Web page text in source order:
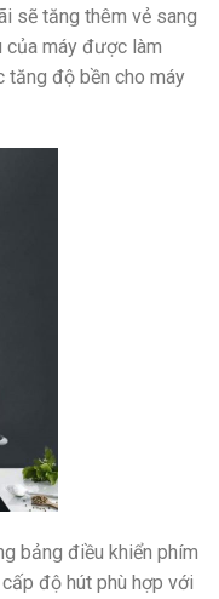
sẽ tăng thêm vẻ sang
của máy được làm
tăng độ bền cho máy
bảng điều khiển phím
độ hút phù hợp với